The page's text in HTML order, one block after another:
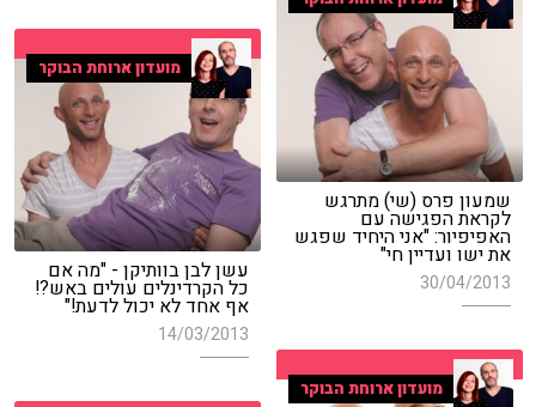
שמעון פרס (שי) מתרגש
לקראת הפגישה עם
האפיפיור: "אני היחיד שפגש
את ישו ועדיין חי"
30/04/2013
מועדון ארוחת הבוקר
עשן לבן בוותיקן - "מה אם
כל הקרדינלים עולים באש?!
אף אחד לא יכול לדעת!"
14/03/2013
מועדון ארוחת הבוקר